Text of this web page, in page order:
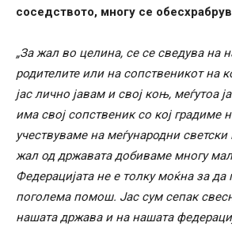
соседството, многу се
„За жал во целина, се се сведува на
родителите или на сопственикот на
јас лично јавам и свој коњ, меѓутоа
има свој сопственик со кој градиме
учествуваме на меѓународни
жал од државата добиваме многу
Федерацијата не е толку моќна за да
поголема помош. Јас сум сепак
нашата држава и на нашата